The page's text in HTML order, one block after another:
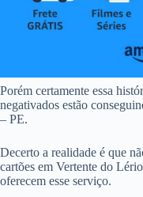
Porém certamente essa
negativados estão
– PE.
Decerto a realidade é que
cartões em Vertente do
oferecem esse serviço.